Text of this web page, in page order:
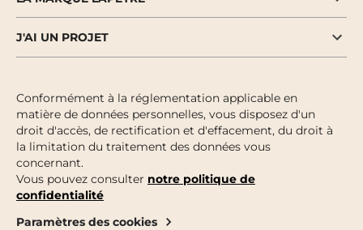
J'AI UN PROJET
Conformément à la réglementation applicable en
matière de données personnelles, vous disposez d'un
droit d'accès, de rectification et d'effacement, du droit à
la limitation du traitement des données vous
concernant.
Vous pouvez consulter notre politique de
confidentialité
Paramètres des cookies